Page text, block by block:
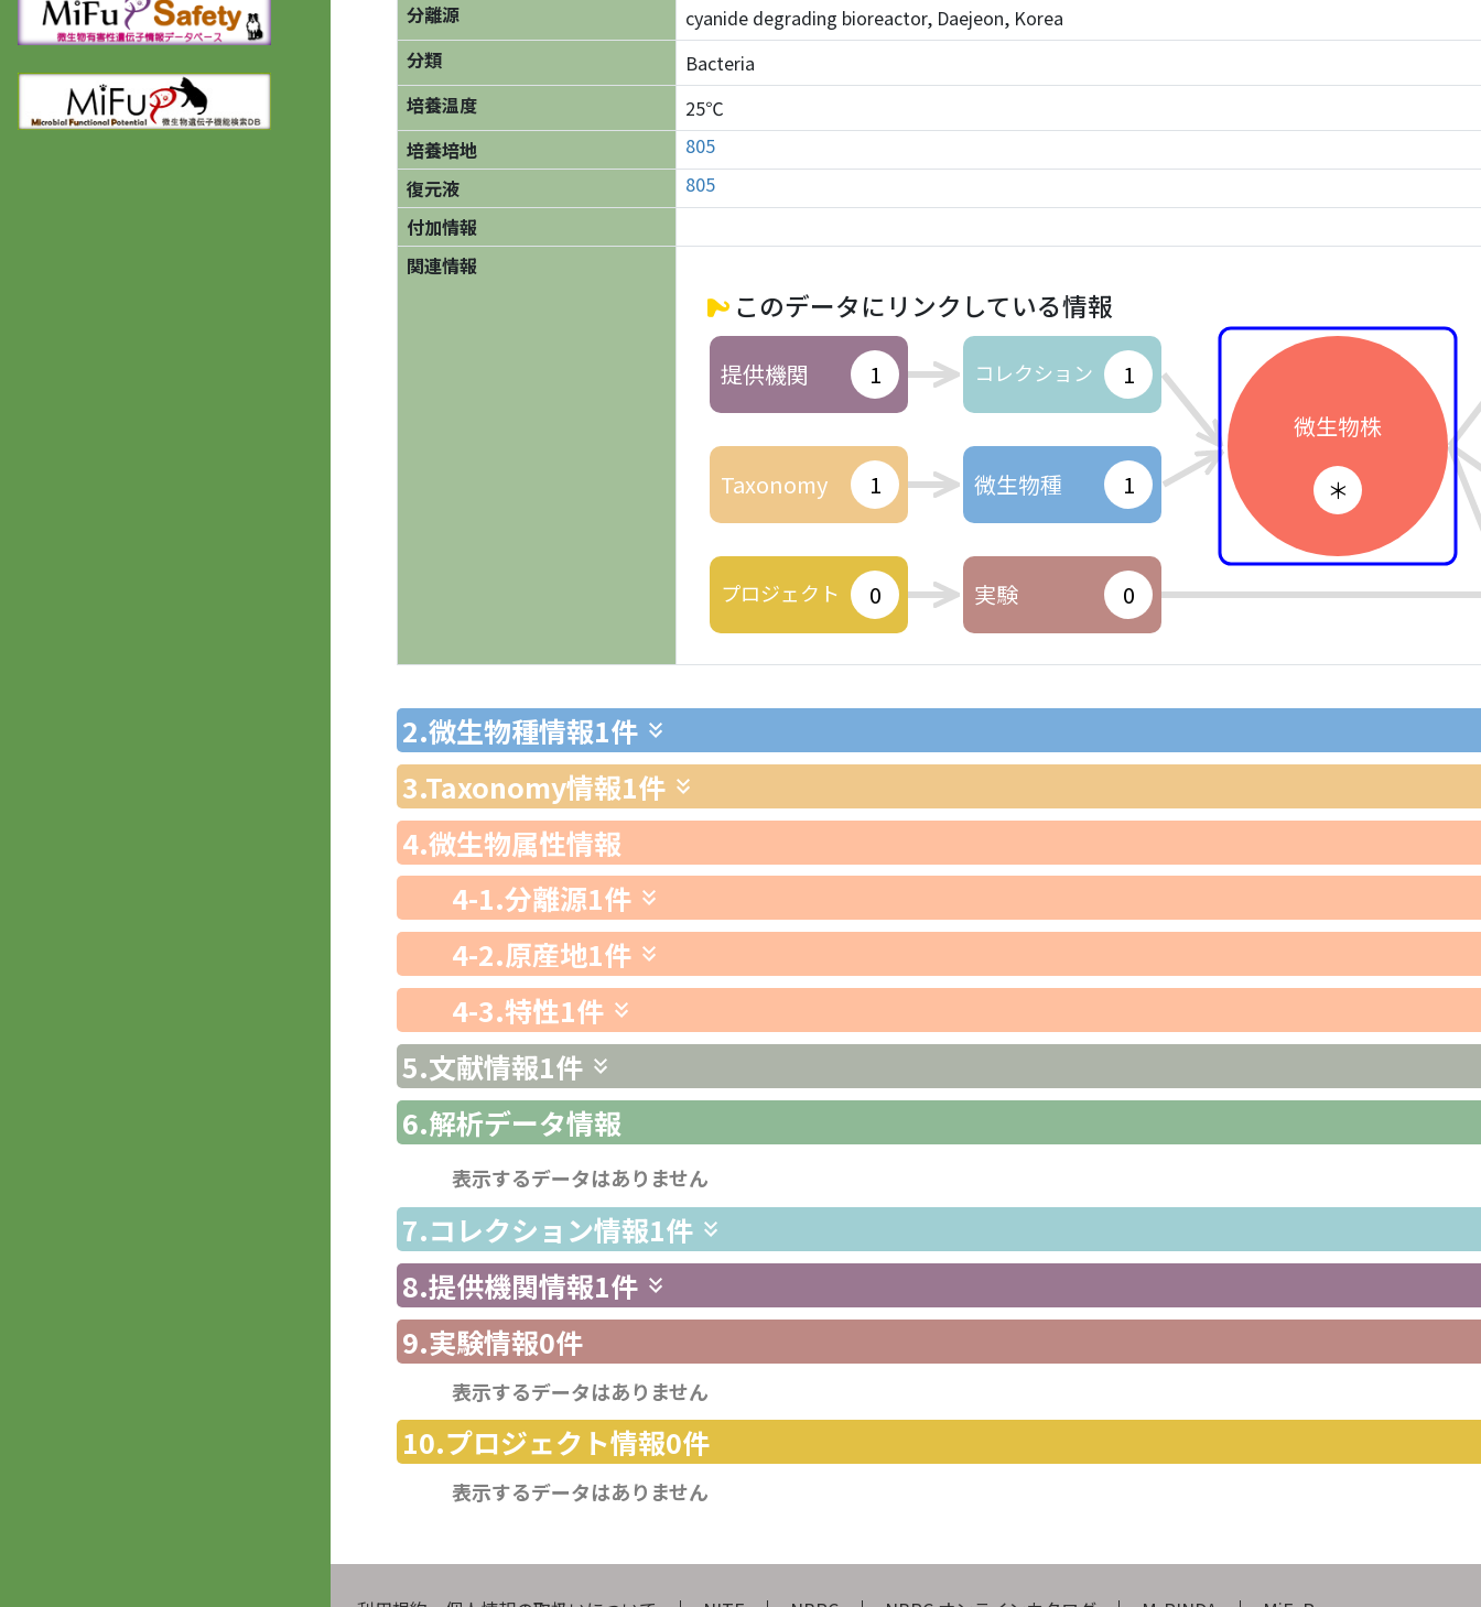
分離源
cyanide degrading bioreactor, Daejeon, Korea
分類
Bacteria
培養温度
25℃
培養培地
805
復元液
805
付加情報
関連情報
このデータにリンクしている情報
提供機関 1
Taxonomy 1
プロジェクト 0
コレクション 1
微生物種 1
実験 0
微生物株
＊
2.微生物種情報1件
3.Taxonomy情報1件
4.微生物属性情報
4-1.分離源1件
4-2.原産地1件
4-3.特性1件
5.文献情報1件
6.解析データ情報
表示するデータはありません
7.コレクション情報1件
8.提供機関情報1件
9.実験情報0件
表示するデータはありません
10.プロジェクト情報0件
表示するデータはありません